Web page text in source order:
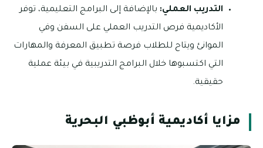
التدريب العملي: بالإضافة إلى البرامج التعليمية، توفر
الأكاديمية فرص التدريب العملي على السفن وفي
الموانئ ويتاح للطلاب فرصة تطبيق المعرفة والمهارات
التي اكتسبوها خلال البرامج التدريبية في بيئة عملية
حقيقية.
مزايا أكاديمية أبوظبي البحرية